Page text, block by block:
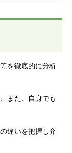
を徹底的に分析
また、自身でも
違いを把握し弁